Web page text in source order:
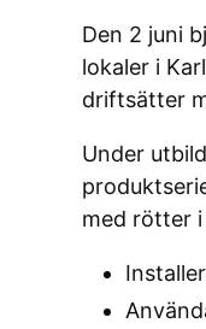
Den 2 juni
lokaler i
driftsätter
Under
med rötter